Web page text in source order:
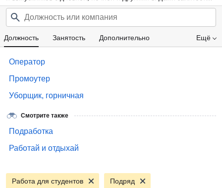
для девушек и парней от прямых работодателей, а также от
кадровых агентств. Свежие вакансии каждый день.
Ещё
Должность Занятость Дополнительно
Зарплата
Оператор
Промоутер
Уборщик, горничная
Смотрите также
Подработка
Работай и отдыхай
Работа для студентов Подряд